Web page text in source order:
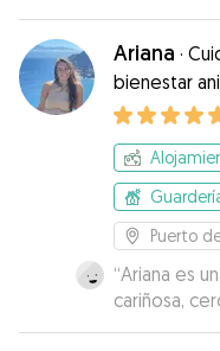
como en
Ariana ·
bienestar
Puerto
“Ariana es
cariñosa,
Kira ha